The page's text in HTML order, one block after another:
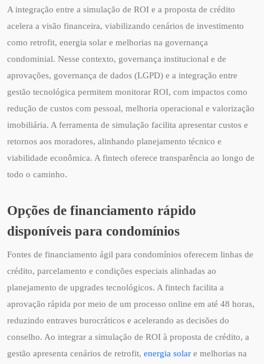
A integração entre a simulação de ROI e a proposta de crédito
acelera a visão financeira, viabilizando cenários de investimento
como retrofit, energia solar e melhorias na governança
condominial. Nesse contexto, governança institucional e de
aprovações, governança de dados (LGPD) e a integração entre
gestão tecnológica permitem monitorar ROI, com impactos como
redução de custos com pessoal, melhoria operacional e valorização
imobiliária. A ferramenta de simulação facilita apresentar custos e
retornos aos moradores, alinhando planejamento técnico e
viabilidade econômica. A fintech oferece transparência ao longo de
todo o caminho.
Opções de financiamento rápido
disponíveis para condomínios
Fontes de financiamento ágil para condomínios oferecem linhas de
crédito, parcelamento e condições especiais alinhadas ao
planejamento de upgrades tecnológicos. A fintech facilita a
aprovação rápida por meio de um processo online em até 48 horas,
reduzindo entraves burocráticos e acelerando as decisões do
conselho. Ao integrar a simulação de ROI à proposta de crédito, a
gestão apresenta cenários de retrofit, energia solar e melhorias na